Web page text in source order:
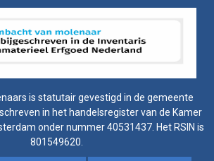
is statutair gevestigd in de gemeente
in het handelsregister van de Kamer
onder nummer 40531437. Het RSIN is
801549620.